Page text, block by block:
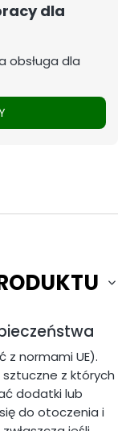
dla
obsługa dla
z normami UE).
z których
dodatki lub
do otoczenia i